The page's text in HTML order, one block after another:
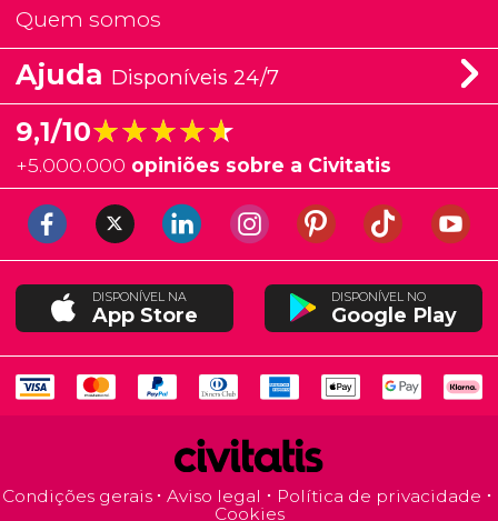
Quem somos
Ajuda Disponíveis 24/7
9,1/10★★★★★
★★★★★
+5.000.000 opiniões sobre a Civitatis
DISPONÍVEL NA
App Store
DISPONÍVEL NO
Google Play
Condições gerais Aviso legal
Política de privacidade
Cookies